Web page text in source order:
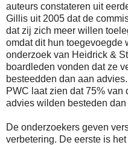
auteurs constateren uit
Gillis uit 2005 dat de
dat zij zich meer willen
omdat dit hun toegevoegde
onderzoek van Heidrick &
boardleden vonden dat ze
besteedden dan aan
PWC laat zien dat 75% van
advies wilden besteden
De onderzoekers geven
verbetering. De eerste is